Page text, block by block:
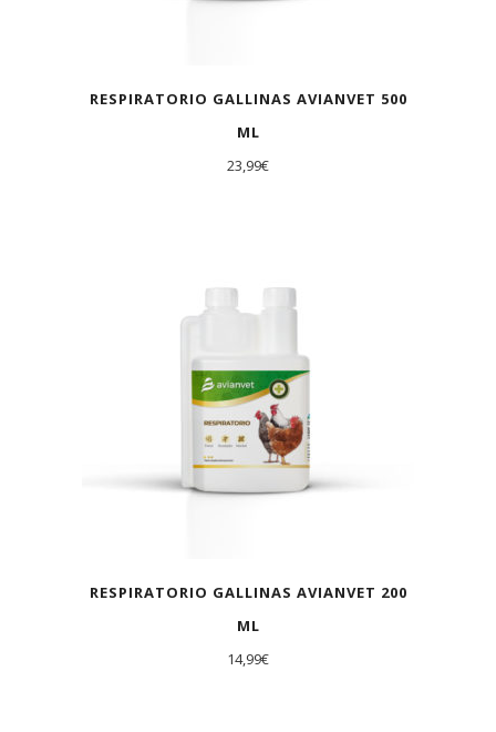
RESPIRATORIO GALLINAS AVIANVET 500
ML
23,99€
RESPIRATORIO GALLINAS AVIANVET 200
ML
14,99€